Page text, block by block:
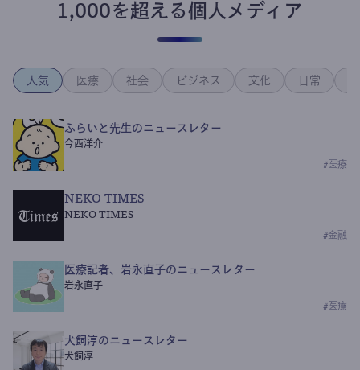
1,000を超える個人メディア
人気 医療 社会 ビジネス 文化 日常
ふらいと先生のニュースレター
今西洋介
# 医療
NEKO TIMES
NEKO TIMES
#金融
医療記者、岩永直子のニュースレター
岩永直子
# 医療
犬飼淳のニュースレター
犬飼淳